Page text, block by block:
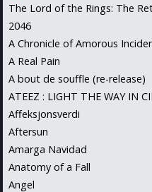
The Lord of the Rings: The
2046
A Chronicle of Amorous
A Real Pain
A bout de souffle (re-release)
ATEEZ : LIGHT THE WAY IN
Affeksjonsverdi
Aftersun
Amarga Navidad
Anatomy of a Fall
Angel